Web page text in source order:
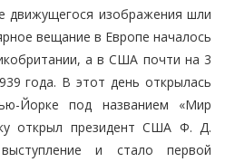
движущегося изображения шли
вещание в Европе началось
а в США почти на 3
года. В этот день открылась
Йорке под названием «Мир
открыл президент США Ф. Д.
и стало первой